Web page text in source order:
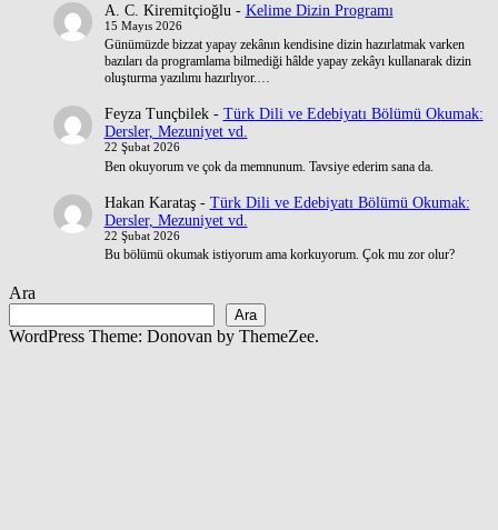
A. C. Kiremitçioğlu - Kelime Dizin Programı
15 Mayıs 2026
Günümüzde bizzat yapay zekânın kendisine dizin hazırlatmak varken
bazıları da programlama bilmediği hâlde yapay zekâyı kullanarak dizin
oluşturma yazılımı hazırlıyor.…
Feyza Tunçbilek- Türk Dili ve Edebiyatı Bölümü Okumak:
Dersler, Mezuniyet vd.
22 Şubat 2026
Ben okuyorum ve çok da memnunum. Tavsiye ederim sana da.
Hakan Karataş- Türk Dili ve Edebiyatı Bölümü Okumak:
Dersler, Mezuniyet vd.
22 Şubat 2026
Bu bölümü okumak istiyorum ama korkuyorum. Çok mu zor olur?
Ara
Ara
WordPress Theme: Donovan by ThemeZee.